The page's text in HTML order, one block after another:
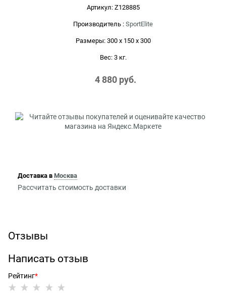
Артикул: Z128885
Производитель : SportElite
Размеры: 300 x 150 x 300
Вес: 3кг.
4 880 руб.
Доставка в Москва
Рассчитать стоимость доставки
Отзывы
Написать отзыв
Рейтинг